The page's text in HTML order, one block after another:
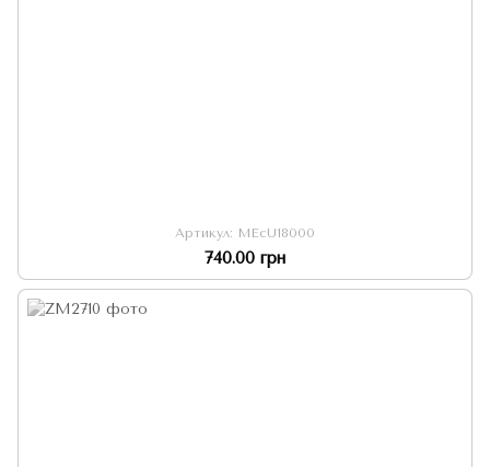
Артикул: MEcU18000
740.00 грн